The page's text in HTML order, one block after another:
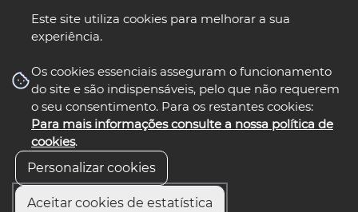
Este site utiliza cookies para melhorar a sua
experiência.
Os cookies essenciais asseguram o funcionamento
do site e são indispensáveis, pelo que não requerem
o seu consentimento. Para os restantes cookies:
Para mais informações consulte a nossa política de
cookies.
Personalizar cookies
Aceitar cookies de estatística
nos select language